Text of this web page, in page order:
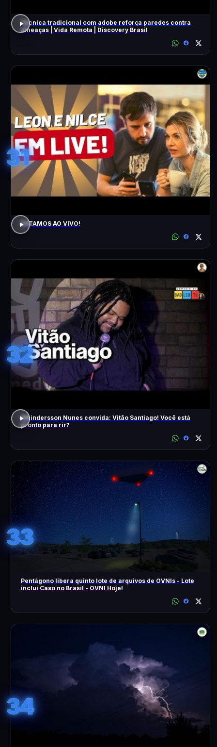
Técnica tradicional com adobe reforça paredes contra
ameaças | Vida Remota | Discovery Brasil
31
ESTAMOS AO VIVO!
32
Whindersson Nunes convida: Vitão Santiago! Você está
pronto para rir?
33
Pentágono libera quinto lote de arquivos de OVNIs - Lote
inclui Caso no Brasil - OVNI Hoje!
34